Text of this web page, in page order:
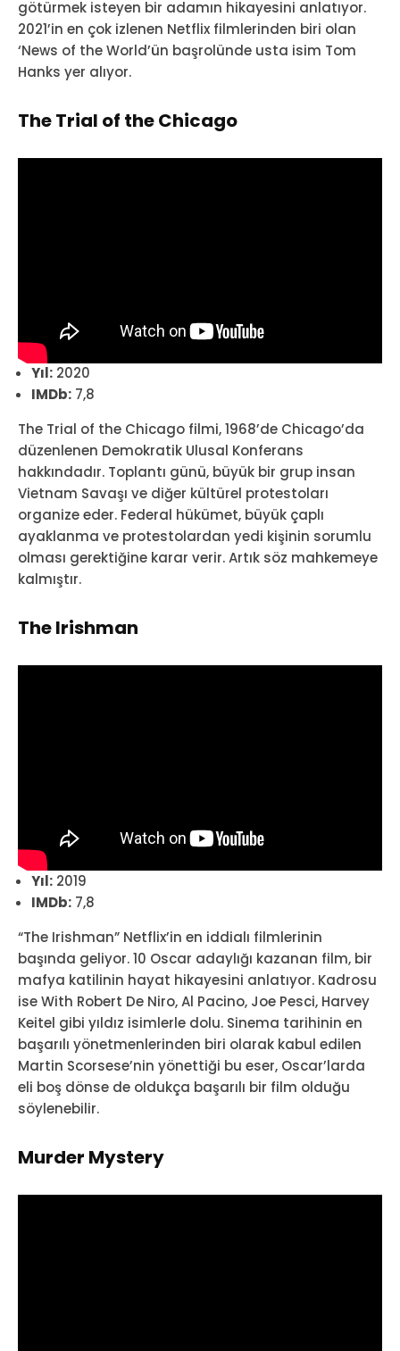
götürmek isteyen bir adamın hikayesini anlatıyor.
2021’in en çok izlenen Netflix filmlerinden biri olan
‘News of the World’ün başrolünde usta isim Tom
Hanks yer alıyor.
The Trial of the Chicago
Yıl: 2020
IMDb: 7,8
The Trial of the Chicago filmi, 1968’de Chicago’da
düzenlenen Demokratik Ulusal Konferans
hakkındadır. Toplantı günü, büyük bir grup insan
Vietnam Savaşı ve diğer kültürel protestoları
organize eder. Federal hükümet, büyük çaplı
ayaklanma ve protestolardan yedi kişinin sorumlu
olması gerektiğine karar verir. Artık söz mahkemeye
kalmıştır.
The Irishman
Yıl: 2019
IMDb: 7,8
“The Irishman” Netflix’in en iddialı filmlerinin
başında geliyor. 10 Oscar adaylığı kazanan film, bir
mafya katilinin hayat hikayesini anlatıyor. Kadrosu
ise With Robert De Niro, Al Pacino, Joe Pesci, Harvey
Keitel gibi yıldız isimlerle dolu. Sinema tarihinin en
başarılı yönetmenlerinden biri olarak kabul edilen
Martin Scorsese’nin yönettiği bu eser, Oscar’larda
eli boş dönse de oldukça başarılı bir film olduğu
söylenebilir.
Murder Mystery